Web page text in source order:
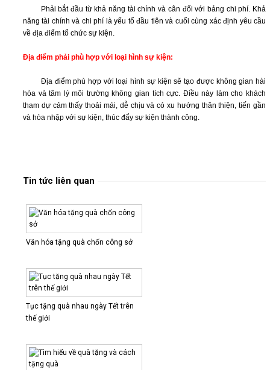
TRỜI
THI
BIỂN
CÔNG
TRÌNH
THI
CÔNG
BIỂN
BIỂN
THI
MÀN
THI
CÔNG
BIỂN
THI
Phải bắt đầu từ khả năng tài chính và cân đối với bảng chi phí. Khả
năng tài chính và chi phí là yếu tố đầu tiên và cuối cùng xác định yêu cầu
về địa điểm tổ chức sự kiện.
Địa điểm phải phù hợp với loại hình sự kiện:
Địa điểm phù hợp với loại hình sự kiện sẽ tạo được không gian hài
hòa và tâm lý môi trường không gian tích cực. Điều này làm cho khách
tham dự cảm thấy thoải mái, dễ chịu và có xu hướng thân thiện, tiến gần
và hòa nhập với sự kiện, thúc đẩy sự kiện thành công.
Tin tức liên quan
Văn hóa tặng quà chốn công sở
Tục tặng quà nhau ngày Tết trên
thế giới